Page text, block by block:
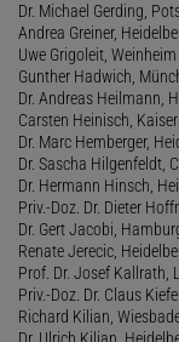
Dr. Michael Gerding,
Andrea Greiner,
Uwe Grigoleit,
Gunther Hadwich,
Dr. Andreas Heilmann,
Carsten Heinisch,
Dr. Marc Hemberger,
Dr. Sascha Hilgenfeldt,
Dr. Hermann Hinsch,
Priv.-Doz. Dr. Dieter
Dr. Gert Jacobi,
Renate Jerecic,
Prof. Dr. Josef Kallrath,
Priv.-Doz. Dr. Claus
Richard Kilian,
Dr. Ulrich Kilian,